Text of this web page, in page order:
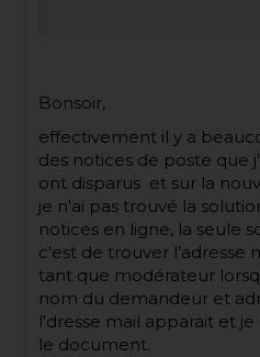
Bonsoir,
effectivement il y a
des notices de poste que
ont disparus et sur la
je n'ai pas trouvé la
notices en ligne, la seule
c'est de trouver l’adresse
tant que modérateur
nom du demandeur et
l'dresse mail apparait et
le document.